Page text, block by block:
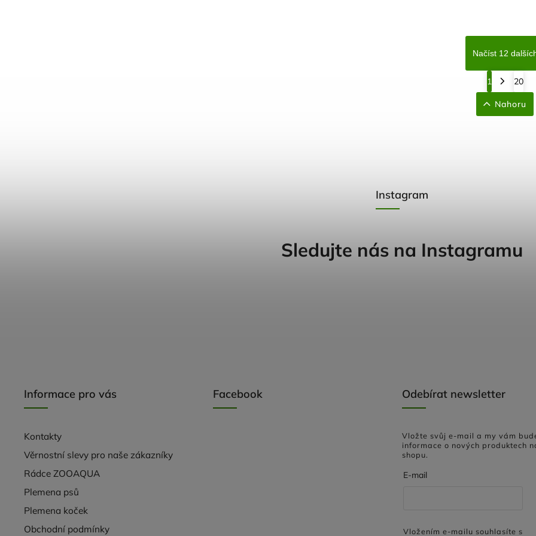
Načíst 12
1 20
Nahoru
Informace pro vás
Kontakty
Věrnostní slevy pro naše zákazníky
Rádce ZOOAQUA
Plemena psů
Plemena koček
Obchodní podmínky
Facebook Odebírat newsletter
Vložte svůj e-mail a my vám
informace o nových produktech
shopu.
E-mail
Vložením e-mailu souhlasíte s
Instagram
Sledujte nás na Instagramu